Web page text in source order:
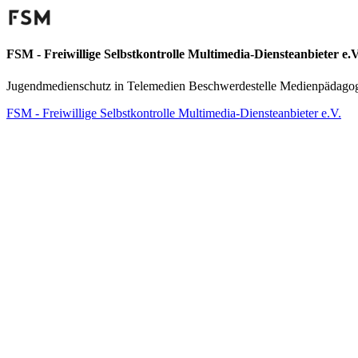
FSM - Freiwillige Selbstkontrolle Multimedia-Diensteanbieter
Jugendmedienschutz in Telemedien Beschwerdestelle
FSM - Freiwillige Selbstkontrolle Multimedia-Diensteanbieter e.V.